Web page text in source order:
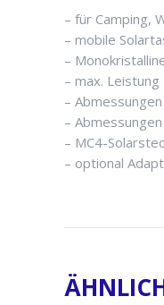
– für Camping,
– mobile
–
– max.
–
–
– MC4-
– optional